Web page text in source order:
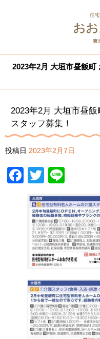
2023年2月 大垣市昼飯町
2023年2月 大垣市昼
スタッフ募集！
投稿日 2023年2月7日
Facebook
Twitter